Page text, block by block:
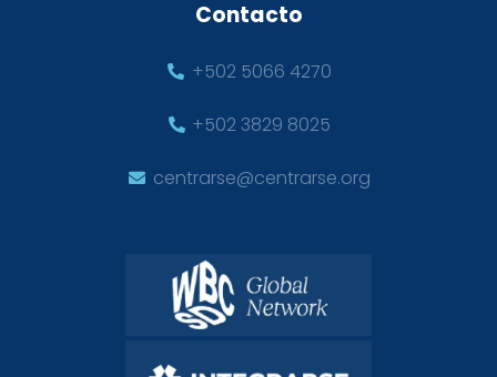
Contacto
+502 5066 4270
+502 3829 8025
centrarse@centrarse.org